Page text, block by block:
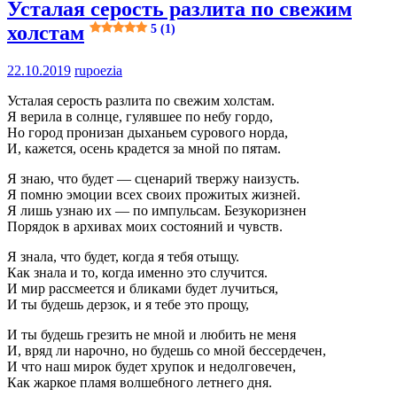
Усталая серость разлита по свежим
холстам
5 (1)
22.10.2019 rupoezia
Усталая серость разлита по свежим холстам.
Я верила в солнце, гулявшее по небу гордо,
Но город пронизан дыханьем сурового норда,
И, кажется, осень крадется за мной по пятам.
Я знаю, что будет — сценарий твержу наизусть.
Я помню эмоции всех своих прожитых жизней.
Я лишь узнаю их — по импульсам. Безукоризнен
Порядок в архивах моих состояний и чувств.
Я знала, что будет, когда я тебя отыщу.
Как знала и то, когда именно это случится.
И мир рассмеется и бликами будет лучиться,
И ты будешь дерзок, и я тебе это прощу,
И ты будешь грезить не мной и любить не меня
И, вряд ли нарочно, но будешь со мной бессердечен,
И что наш мирок будет хрупок и недолговечен,
Как жаркое пламя волшебного летнего дня.